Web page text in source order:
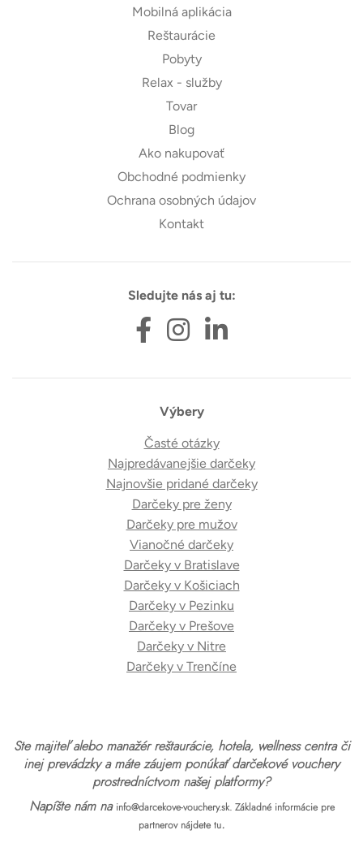
Mobilná aplikácia
Reštaurácie
Pobyty
Relax - služby
Tovar
Blog
Ako nakupovať
Obchodné podmienky
Ochrana osobných údajov
Kontakt
Sledujte nás aj tu:
Výbery
Časté otázky
Najpredávanejšie darčeky
Najnovšie pridané darčeky
Darčeky pre ženy
Darčeky pre mužov
Vianočné darčeky
Darčeky v Bratislave
Darčeky v Košiciach
Darčeky v Pezinku
Darčeky v Prešove
Darčeky v Nitre
Darčeky v Trenčíne
Ste majiteľ alebo manažér reštaurácie, hotela, wellness centra či
inej prevádzky a máte záujem ponúkať darčekové vouchery
prostredníctvom našej platformy?
Napíšte nám na info@darcekove-vouchery.sk. Základné informácie pre
partnerov nájdete tu.